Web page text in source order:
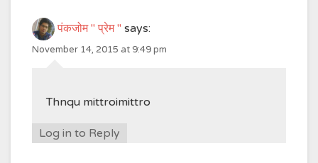
पंकजोम " प्रेम " says:
November 14, 2015 at 9:49 pm
Thnqu mittroimittro
Log in to Reply